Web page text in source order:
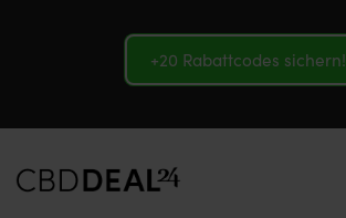
+20 Rabattcodes sichern!